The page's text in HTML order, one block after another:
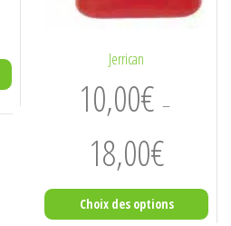
Jerrican
10,00€ –
18,00€Plage
de
prix :
10,00€
Choix des options